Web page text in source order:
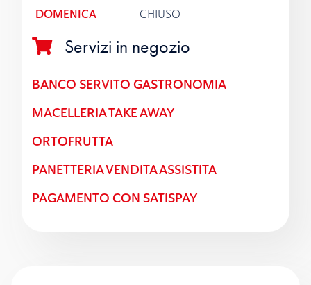
DOMENICA CHIUSO
Servizi in negozio
BANCO SERVITO GASTRONOMIA
MACELLERIA TAKE AWAY
ORTOFRUTTA
PANETTERIA VENDITA ASSISTITA
PAGAMENTO CON SATISPAY